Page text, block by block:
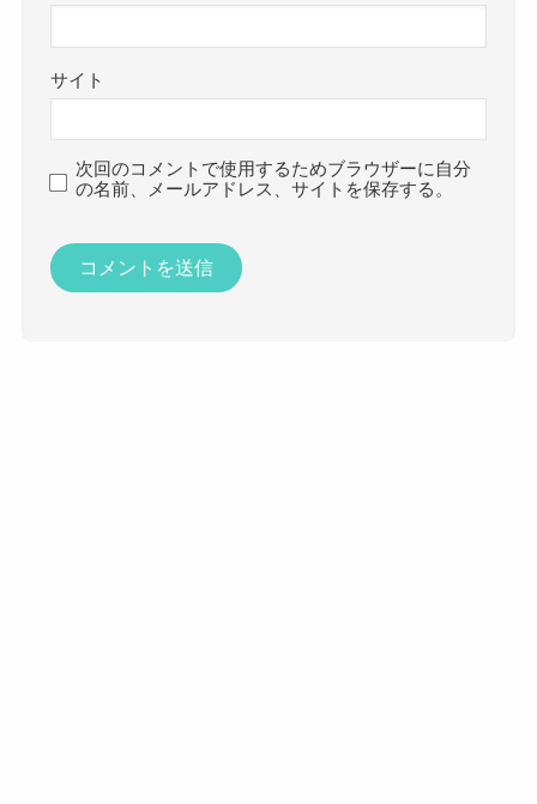
サイト
次回のコメントで使用するためブラウザーに自分
の名前、メールアドレス、サイトを保存する。